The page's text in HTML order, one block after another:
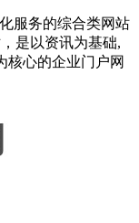
服务的综合类网站
是以资讯为基础,
核心的企业门户网